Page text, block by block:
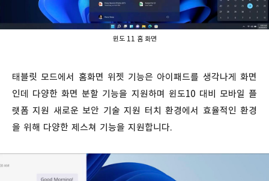
윈도 11 홈 화면
태블릿 모드에서 홈화면 위젯 기능은 아이패드를 생각나게 화면
인데 다양한 화면 분할 기능을 지원하며 윈도10 대비 모바일 플
랫폼 지원 새로운 보안 기술 지원 터치 환경에서 효율적인 환경
을 위해 다양한 제스쳐 기능을 지원합니다.